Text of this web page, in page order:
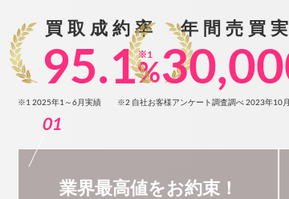
買取成約率
95.1※1
%
年間売買
※1 2025年1～6月実績 ※2 自社お客様アンケート調査調べ 2023年10
01
業界最高値をお約束！